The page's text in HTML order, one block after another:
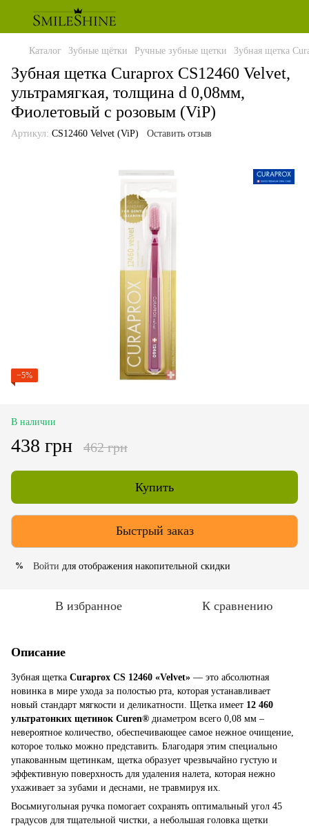
Каталог Зубные щётки Ручные зубные щетки Зубная щетка
Зубная щетка Curaprox CS12460 Velvet,
ультрамягкая, толщина d 0,08мм,
Фиолетовый с розовым (ViP)
Артикул: CS12460 Velvet (ViP) Оставить отзыв
−5%
В наличии
438 грн 462 грн
Купить
Быстрый заказ
% Войти для отображения накопительной скидки
В избранное К сравнению
Описание
Зубная щетка Curaprox CS 12460 «Velvet» — это абсолютная
новинка в мире ухода за полостью рта, которая устанавливает
новый стандарт мягкости и деликатности. Щетка имеет 12 460
ультратонких щетинок Curen® диаметром всего 0,08 мм –
невероятное количество, обеспечивающее самое нежное очищение,
которое только можно представить. Благодаря этим специально
упакованным щетинкам, щетка образует чрезвычайно густую и
эффективную поверхность для удаления налета, которая нежно
ухаживает за зубами и деснами, не травмируя их.
Восьмиугольная ручка помогает сохранять оптимальный угол 45
градусов для тщательной чистки, а небольшая головка щетки